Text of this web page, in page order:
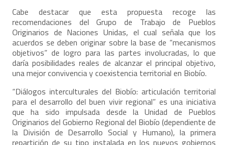
Cabe destacar que esta propuesta recoge las
recomendaciones del Grupo de Trabajo de Pueblos
Originarios de Naciones Unidas, el cual señala que los
acuerdos se deben originar sobre la base de “mecanismos
objetivos” de logro para las partes involucradas, lo que
daría posibilidades reales de alcanzar el principal objetivo,
una mejor convivencia y coexistencia territorial en Biobío.
“Diálogos interculturales del Biobío: articulación territorial
para el desarrollo del buen vivir regional” es una iniciativa
que ha sido impulsada desde la Unidad de Pueblos
Originarios del Gobierno Regional del Biobío (dependiente de
la División de Desarrollo Social y Humano), la primera
repartición de su tipo instalada en los nuevos gobiernos